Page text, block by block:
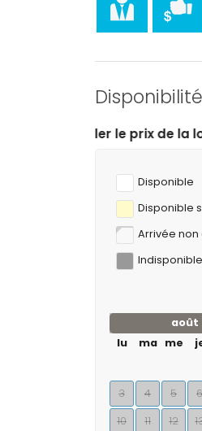
équitation (à
Disponibilité
la location en cliquant
Disponible
Disponible
Arrivée
Indisponible
août
lu
ma me
3
4 5 6
10
11 12